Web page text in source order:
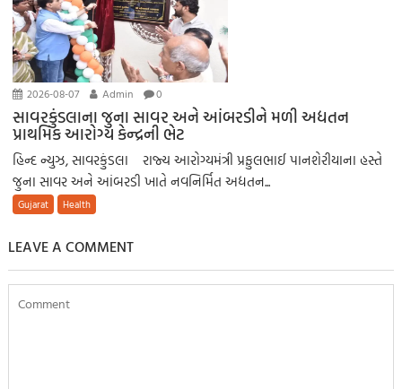
2026-08-07 Admin 0
સાવરકુંડલાના જુના સાવર અને આંબરડીને મળી અદ્યતન
પ્રાથમિક આરોગ્ય કેન્દ્રની ભેટ
હિન્દ ન્યુઝ, સાવરકુંડલા રાજ્ય આરોગ્યમંત્રી પ્રફુલભાઈ પાનશેરીયાના હસ્તે
જુના સાવર અને આંબરડી ખાતે નવનિર્મિત અદ્યતન...
Gujarat Health
LEAVE A COMMENT